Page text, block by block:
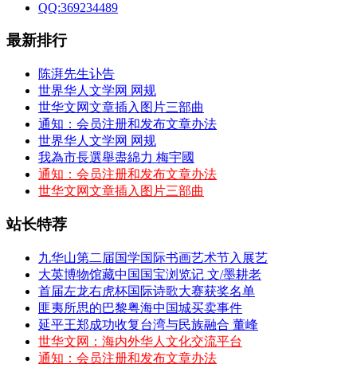
QQ:369234489
最新排行
陈湃先生讣告
世界华人文学网 网规
世华文网文章插入图片三部曲
通知：会员注册和发布文章办法
世界华人文学网 网规
我為市長選舉盡綿力 梅宇國
通知：会员注册和发布文章办法
世华文网文章插入图片三部曲
站长特荐
九华山第二届国学国际书画艺术节入展艺
大英博物馆藏中国国宝浏览记 文/墨耕老
首届左龙右虎杯国际诗歌大赛获奖名单
匪夷所思的巴黎粤海中国城买卖事件
延平王郑成功收复台湾与民族融合 董峰
世华文网：海内外华人文化交流平台
通知：会员注册和发布文章办法